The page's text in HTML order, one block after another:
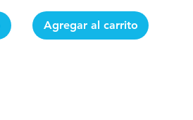
Agregar al carrito